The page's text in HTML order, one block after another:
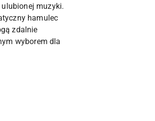
muzyki.
hamulec
zdalnie
wyborem dla